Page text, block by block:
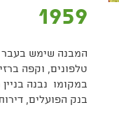
1959
המבנה שימש
טלפונים, וקפה
במקומו נבנה
בנק הפועלים,